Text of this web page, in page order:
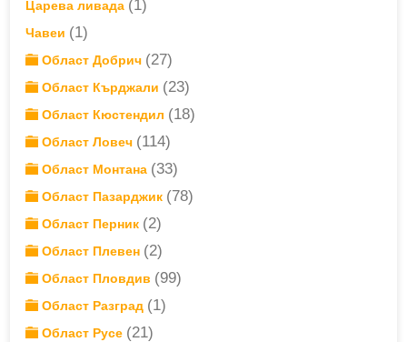
Царева ливада (1)
Чавеи (1)
Област Добрич (27)
Област Кърджали (23)
Област Кюстендил (18)
Област Ловеч (114)
Област Монтана (33)
Област Пазарджик (78)
Област Перник (2)
Област Плевен (2)
Област Пловдив (99)
Област Разград (1)
Област Русе (21)